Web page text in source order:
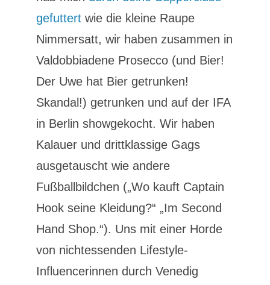
gefuttertwie die kleine Raupe
Nimmersatt, wir haben zusammen in
Valdobbiadene Prosecco (und Bier!
Der Uwe hat Bier getrunken!
Skandal!) getrunken und auf der IFA
in Berlin showgekocht. Wir haben
Kalauer und drittklassige Gags
ausgetauscht wie andere
Fußballbildchen („Wo kauft Captain
Hook seine Kleidung?“ „Im Second
Hand Shop.“). Uns mit einer Horde
von nichtessenden Lifestyle-
Influencerinnen durch Venedig